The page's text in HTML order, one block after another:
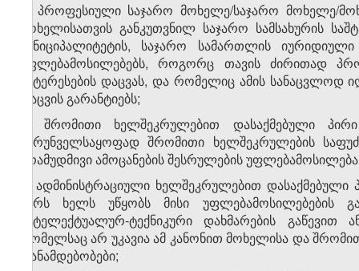
ე) პროფესიული საჯარო მოხელე/საჯარო მოხელე/
მოხელისათვის განკუთვნილ საჯარო სამსახურის
მუნიციპალიტეტის, საჯარო სამართლის
უფლებამოსილებებს, როგორც თავის ძირითად
ინტერესების დაცვას, და რომელიც ამის სანაცვლოდ
დაცვის გარანტიებს;
ვ) შრომითი ხელშეკრულებით დასაქმებული
უზრუნველსაყოფად შრომითი ხელშეკრულების
არამუდმივი ამოცანების შესრულების
ზ) ადმინისტრაციული ხელშეკრულებით
პირს ხელს უწყობს მისი უფლებამოსილებების
ინტელექტუალურ-ტექნიკური დახმარების
რომელსაც არ უკავია ამ კანონით მოხელისა და
თანამდებობები;